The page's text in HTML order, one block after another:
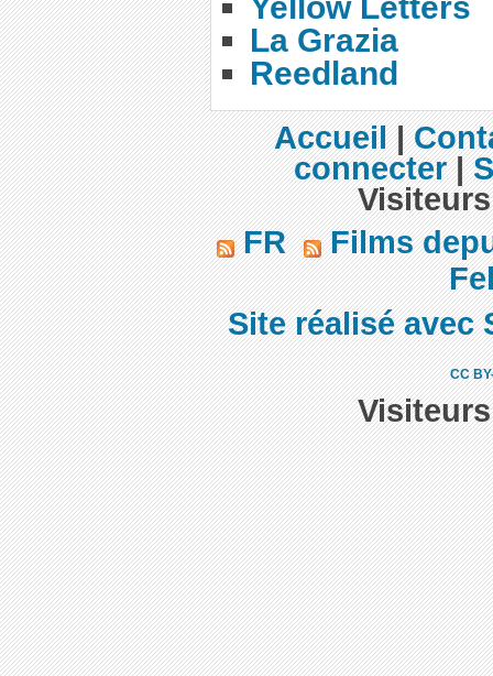
Yellow Letters
La Grazia
Reedland
Accueil|
connecter|
FR
Films
Site réalisé avec
CC